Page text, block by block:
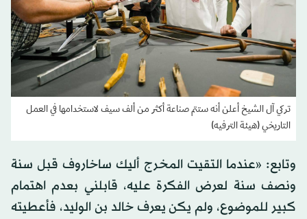
تركي آل الشيخ أعلن أنه ستتم صناعة أكثر من ألف سيف لاستخدامها في العمل
التاريخي (هيئة الترفيه)
وتابع: «عندما التقيت المخرج أليك ساخاروف قبل سنة
ونصف سنة لعرض الفكرة عليه، قابلني بعدم اهتمام
كبير للموضوع، ولم يكن يعرف خالد بن الوليد، فأعطيته